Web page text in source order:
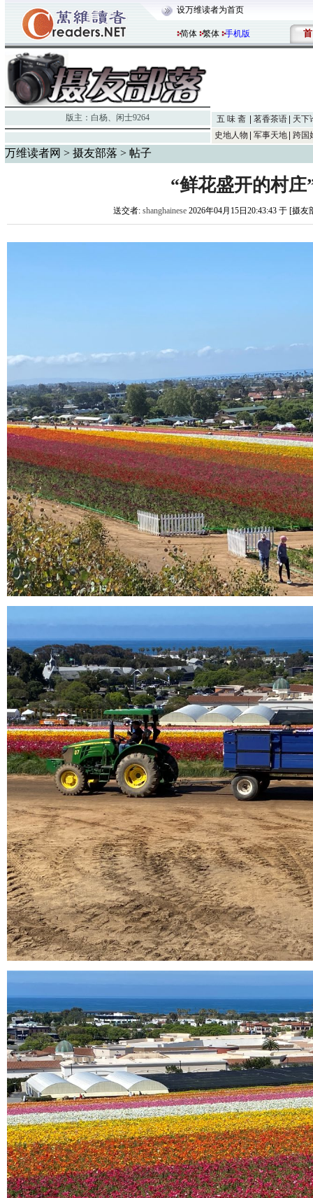
设万维读者为首页
简体 繁体 手机版 首
版主： 白杨、 闲士9264 五 味 斋 茗香茶语
天下
史地人物
军事天地 跨国
万维读者网 > 摄友部落 > 帖子
“鲜花盛开的村庄
送交者: shanghainese 2026年04月15日20:43:43 于 [摄